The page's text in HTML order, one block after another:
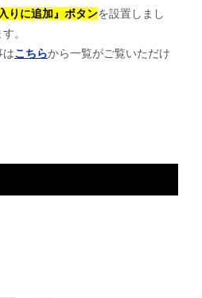
りに追加』ボタンを設置しまし
。
はこちらから一覧がご覧いただけ